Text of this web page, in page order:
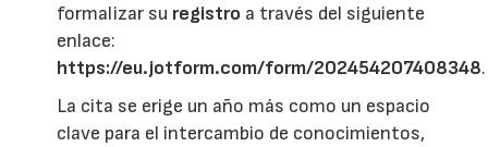
formalizar su registro a través del siguiente
enlace:
https://eu.jotform.com/form/202454207408348.
La cita se erige un año más como un espacio
clave para el intercambio de conocimientos,